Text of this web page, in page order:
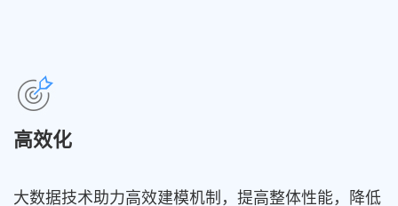
高效化
大数据技术助力高效建模机制，提高整体性能，降低